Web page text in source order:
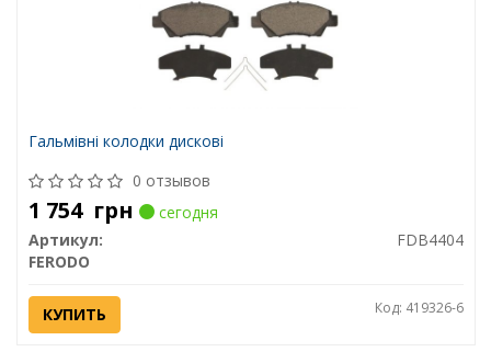
Гальмівні колодки дискові
0 отзывов
1 754 грн
сегодня
Артикул:
FDB4404
FERODO
КУПИТЬ Код: 419326-6